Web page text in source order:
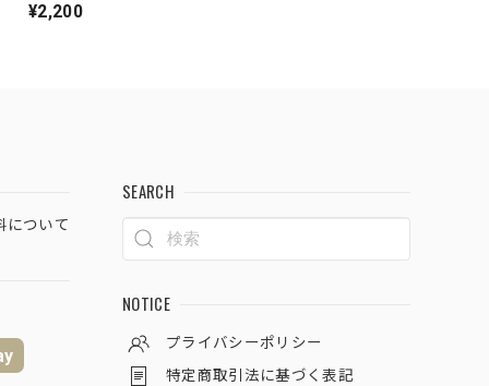
¥2,200
について
SEARCH
NOTICE
プライバシーポリシー
特定商取引法に基づく表記